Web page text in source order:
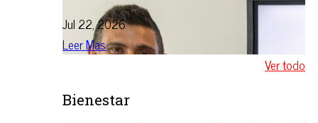
Jul 22, 2026
Leer Mas
Ver todo
Bienestar